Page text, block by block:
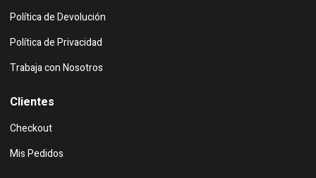
Política de Devolución
Política de Privacidad
Trabaja con Nosotros
Clientes
Checkout
Mis Pedidos